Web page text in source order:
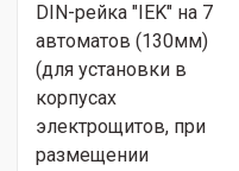
DIN-рейка "IEK" на 7
автоматов (130мм)
(для установки в
корпусах
электрощитов, при
размещении